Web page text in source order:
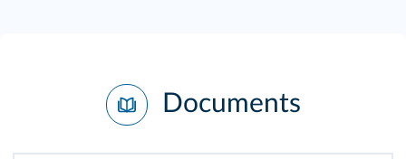
Documents